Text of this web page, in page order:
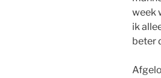
week
ik
beter